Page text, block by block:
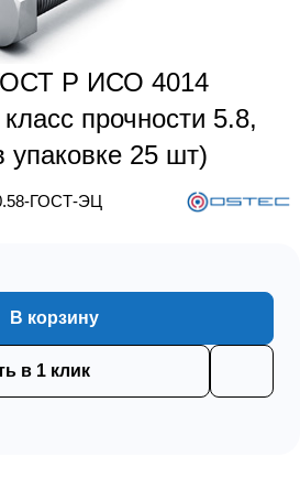
Р ИСО 4014
прочности 5.8,
упаковке 25 шт)
ГОСТ-ЭЦ
В корзину
в 1 клик